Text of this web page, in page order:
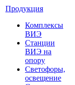
Продукция
Комплексы
ВИЭ
Станции
ВИЭ на
опору
Светофоры,
освещение